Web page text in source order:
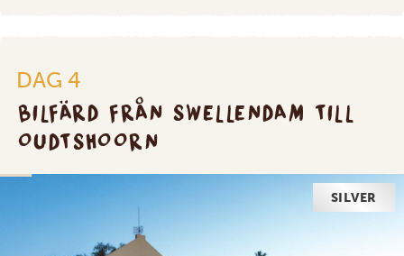
DAG 4
BILFÄRD FRÅN SWELLENDAM TILL
OUDTSHOORN
SILVER